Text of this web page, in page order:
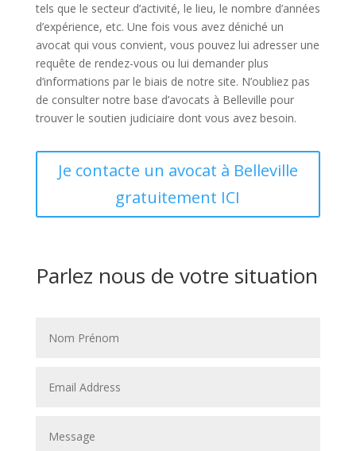
tels que le secteur d’activité, le lieu, le nombre d’années
d’expérience, etc. Une fois vous avez déniché un
avocat qui vous convient, vous pouvez lui adresser une
requête de rendez-vous ou lui demander plus
d’informations par le biais de notre site. N’oubliez pas
de consulter notre base d’avocats à Belleville pour
trouver le soutien judiciaire dont vous avez besoin.
Je contacte un avocat à Belleville
gratuitement ICI
Parlez nous de votre situation